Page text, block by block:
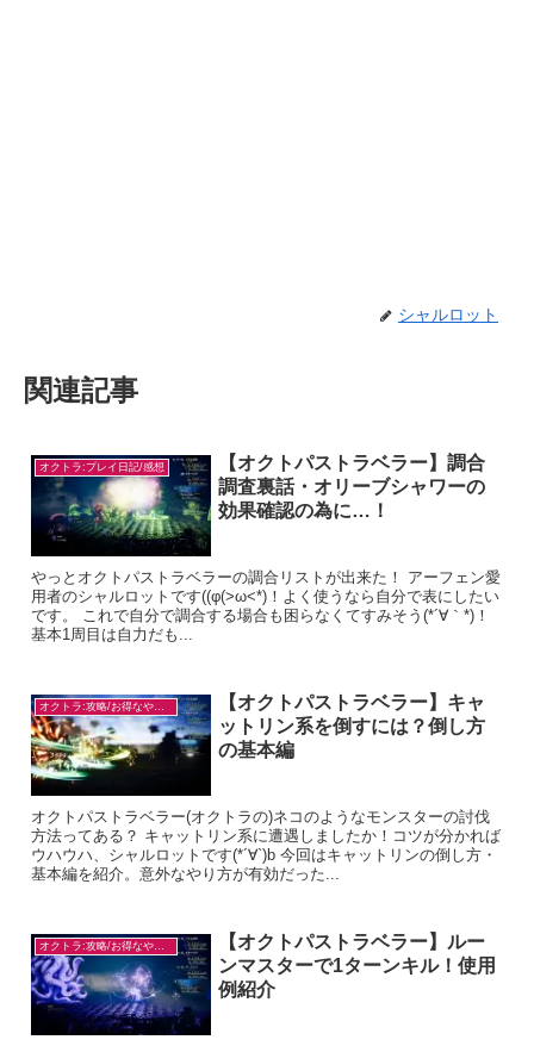
シャルロット
関連記事
オクトラ:プレイ日記/感想
【オクトパストラベラー】調合
調査裏話・オリーブシャワーの
効果確認の為に…！
やっとオクトパストラベラーの調合リストが出来た！ アーフェン愛
用者のシャルロットです((φ(>ω<*)！よく使うなら自分で表にしたい
です。 これで自分で調合する場合も困らなくてすみそう(*´∀｀*)！
基本1周目は自力だも...
オクトラ:攻略/お得なやり方
【オクトパストラベラー】キャ
ットリン系を倒すには？倒し方
の基本編
オクトパストラベラー(オクトラの)ネコのようなモンスターの討伐
方法ってある？ キャットリン系に遭遇しましたか！コツが分かれば
ウハウハ、シャルロットです(*´∀`)b 今回はキャットリンの倒し方・
基本編を紹介。意外なやり方が有効だった...
オクトラ:攻略/お得なやり方
【オクトパストラベラー】ルー
ンマスターで1ターンキル！使用
例紹介